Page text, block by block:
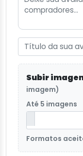
Subir
imagem)
Até 5 imagens
Formatos